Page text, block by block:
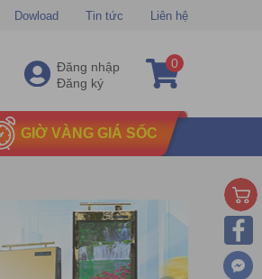
Dowload Tin tức Liên hệ
Đăng nhập
Đăng ký
0
GIỜ VÀNG GIÁ SỐC